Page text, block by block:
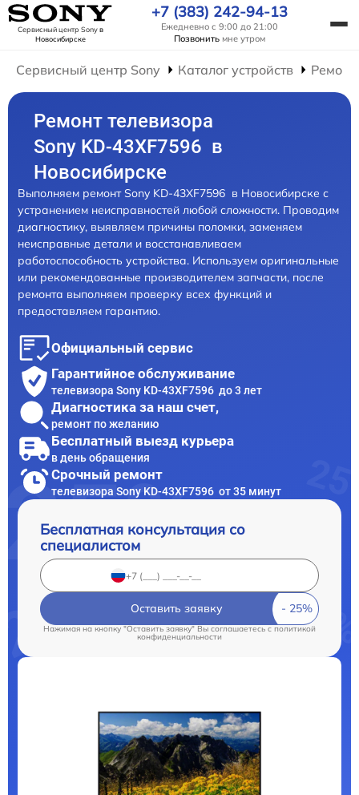
Сервисный центр Sonyв
Новосибирске
+7 (383) 242-94-13
Ежедневно с 9:00 до 21:00
Позвонить мне утром
Сервисный центр Sony Каталог устройств Ремонт
Ремонт телевизора
Sony KD-43XF7596 в
Новосибирске
Выполняем ремонт Sony KD-43XF7596 в Новосибирске с
устранением неисправностей любой сложности. Проводим
диагностику, выявляем причины поломки, заменяем
неисправные детали и восстанавливаем
работоспособность устройства. Используем оригинальные
или рекомендованные производителем запчасти, после
ремонта выполняем проверку всех функций и
предоставляем гарантию.
Официальный сервис
Гарантийное обслуживание
телевизора Sony KD-43XF7596 до 3 лет
Диагностика за наш счет,
ремонт по желанию
Бесплатный выезд курьера
в день обращения
Срочный ремонт
телевизора Sony KD-43XF7596 от 35 минут
Бесплатная консультация со
специалистом
Оставить заявку
Нажимая на кнопку "Оставить заявку" Вы соглашаетесь cполитикой
конфиденциальности